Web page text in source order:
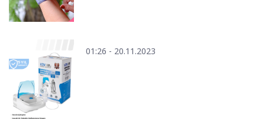
01:26 - 20.11.2023